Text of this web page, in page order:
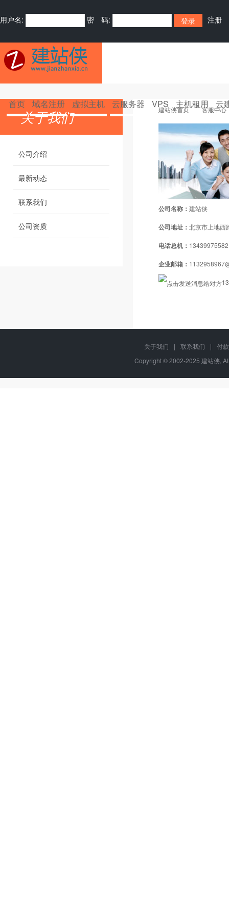
用户名: 密 码: 注册
首页 域名注册 虚拟主机 云服务器 VPS 主机租用 云
关于我们
公司介绍
最新动态
联系我们
公司资质
建站侠首页 客服中心
公司名称： 建站侠
公司地址： 北京市上地西
电话总机： 13439975582
企业邮箱：
关于我们 | 联系我们 |
付
Copyright © 2002-2025 建站侠,